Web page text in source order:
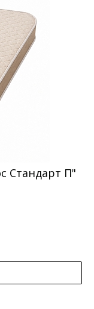
Стандарт П"